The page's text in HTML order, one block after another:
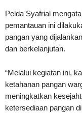
Pelda Syafrial
pemantauan ini
pangan yang
dan berkelanjutan.
“Melalui kegiatan ini,
ketahanan pangan
meningkatkan
ketersediaan pangan